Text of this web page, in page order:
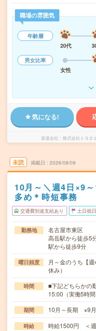
職場の雰囲気
年齢層
20代
男女比率
女性
気になる!
派遣会社 株式会社トヨタ
未読 掲載日 2026/08/09
10月～＼週4日×9
多め＊時短事務
交通費別途支給あり 土日祝
勤務地
名古屋市東区
高岳駅から徒歩5
駅から徒歩9分
曜日頻度
月～金のうち【
休み）
時間
■下記どちらかの
15:00（実働5時
期間 10月～長期 ※9
時給
時給1500円 ＜週